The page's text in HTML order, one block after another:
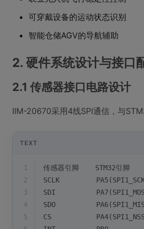
可穿戴设备的运动状态识别
智能仓储AGV的导航辅助
2. 硬件系统设计与接口
2.1 传感器接口电路设计
IIM-20670采用4线SPI通信，与
TEXT
1
传感器引脚    STM32引脚
2
SCLK
3
SDI
4
SDO
5
CS           PA4(SPI1_NSS)